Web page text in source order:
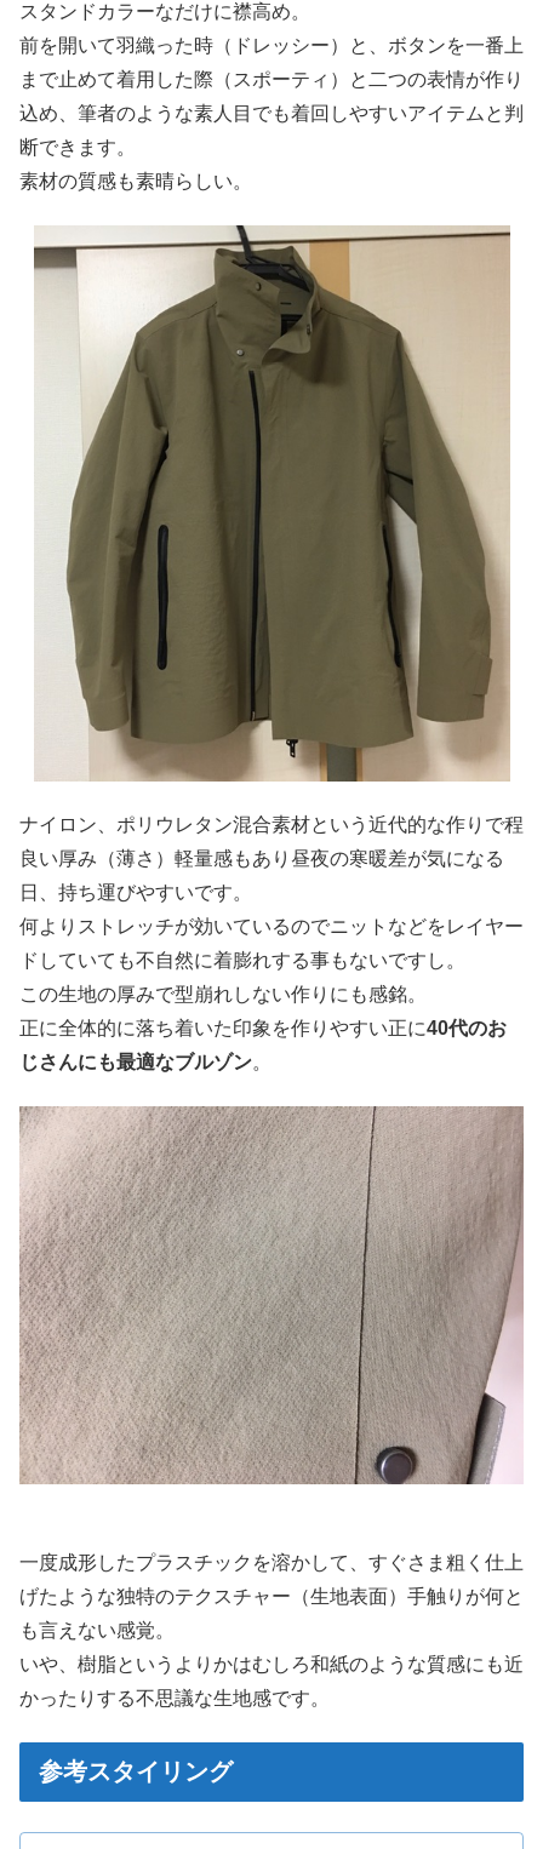
スタンドカラーなだけに襟高め。
前を開いて羽織った時（ドレッシー）と、ボタンを一番上
まで止めて着用した際（スポーティ）と二つの表情が作り
込め、筆者のような素人目でも着回しやすいアイテムと判
断できます。
素材の質感も素晴らしい。
ナイロン、ポリウレタン混合素材という近代的な作りで程
良い厚み（薄さ）軽量感もあり昼夜の寒暖差が気になる
日、持ち運びやすいです。
何よりストレッチが効いているのでニットなどをレイヤー
ドしていても不自然に着膨れする事もないですし。
この生地の厚みで型崩れしない作りにも感銘。
正に全体的に落ち着いた印象を作りやすい正に40代のお
じさんにも最適なブルゾン。
一度成形したプラスチックを溶かして、すぐさま粗く仕上
げたような独特のテクスチャー（生地表面）手触りが何と
も言えない感覚。
いや、樹脂というよりかはむしろ和紙のような質感にも近
かったりする不思議な生地感です。
参考スタイリング